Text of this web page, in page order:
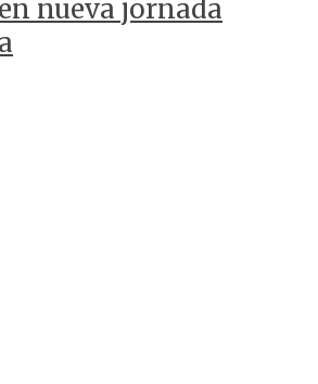
nueva jornada